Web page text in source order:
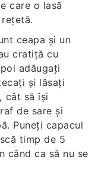
care o lasă
ceapa și un
cratiță cu
adăugați
și lăsați
cât să își
de sare și
Puneți capacul
timp de 5
când ca să nu se